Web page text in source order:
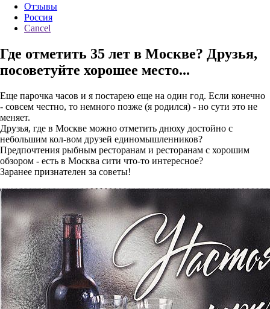
Отзывы
Россия
Cancel
Где отметить 35 лет в Москве? Друзья,
посоветуйте хорошее место...
Еще парочка часов и я постарею еще на один год. Если конечно
- совсем честно, то немного позже (я родился) - но сути это не
меняет.
Друзья, где в Москве можно отметить днюху достойно с
небольшим кол-вом друзей единомышленников?
Предпочтения рыбным ресторанам и ресторанам с хорошим
обзором - есть в Москва сити что-то интересное?
Заранее признателен за советы!